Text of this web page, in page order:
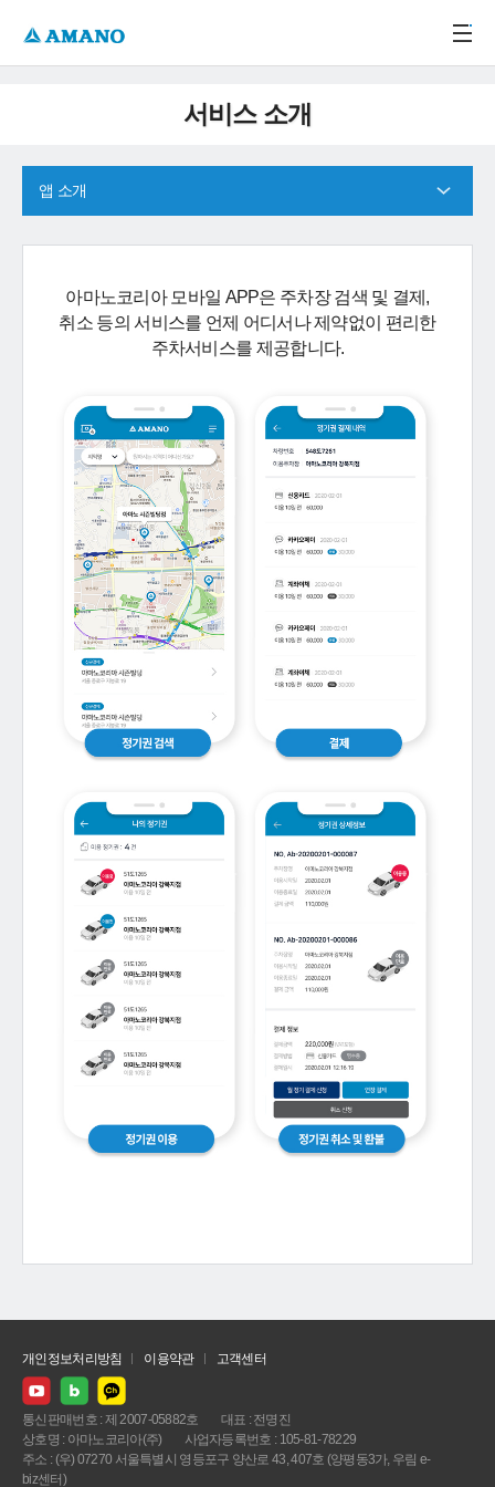
서비스 소개
앱 소개
아마노코리아 모바일 APP은 주차장 검색 및 결제,
취소 등의 서비스를 언제 어디서나 제약없이 편리한
주차서비스를 제공합니다.
개인정보처리방침 이용약관 고객센터
통신판매번호 : 제 2007-05882호
대표 : 전명진
상호명 : 아마노코리아(주)
사업자등록번호 : 105-81-78229
주소 : (우) 07270 서울특별시 영등포구 양산로 43, 407호 (양평동3가, 우림 e-
biz센터)